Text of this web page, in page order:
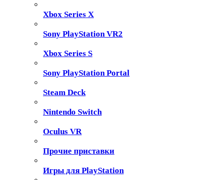
Xbox Series X
Sony PlayStation VR2
Xbox Series S
Sony PlayStation Portal
Steam Deck
Nintendo Switch
Oculus VR
Прочие приставки
Игры для PlayStation